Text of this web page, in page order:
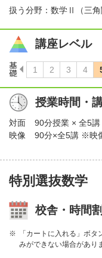
扱う分野：数学Ⅱ（三角
講座レベル
授業時間・
対面
90分授業 × 全5講
映像
90分×全5講 ※映
特別選抜数学
校舎・時間
「カートに入れる」ボ
みができない場合があり